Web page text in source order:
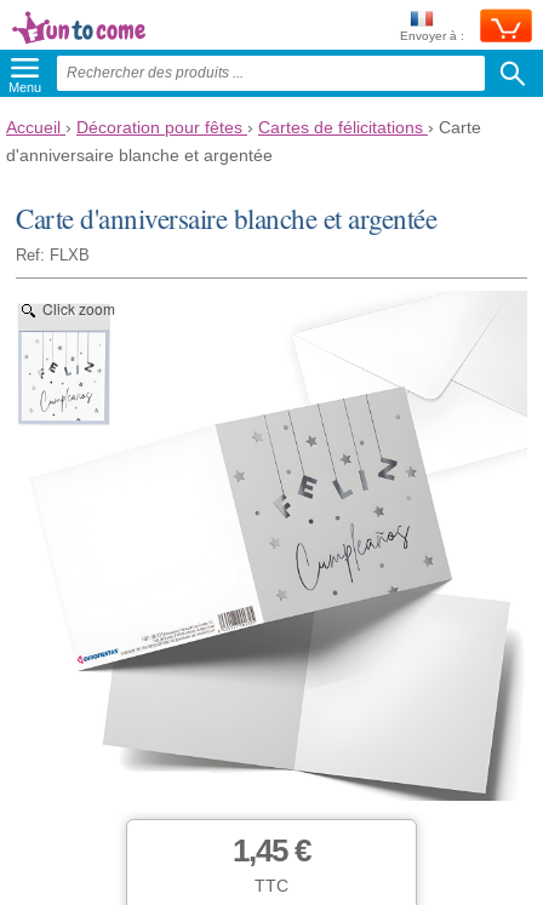
Envoyer à :
Menu
Accueil › Décoration pour fêtes › Cartes de félicitations › Carte
d'anniversaire blanche et argentée
Carte d'anniversaire blanche et argentée
Ref: FLXB
Click zoom
1,45 €
TTC